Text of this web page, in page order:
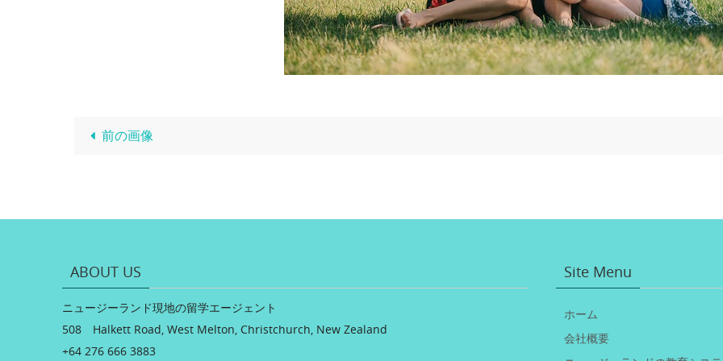
前の画像
ABOUT US
ニュージーランド現地の留学エージェント
508 Halkett Road, West Melton, Christchurch, New Zealand
+64 276 666 3883
Site Menu
ホーム
会社概要